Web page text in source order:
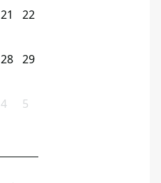
21 22
28 29
4 5